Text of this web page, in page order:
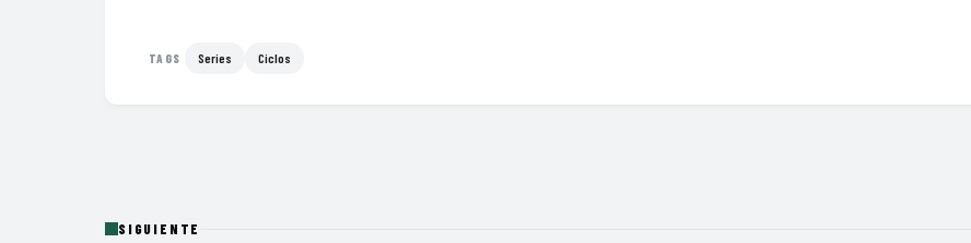
TAGS Series Ciclos
SIGUIENTE